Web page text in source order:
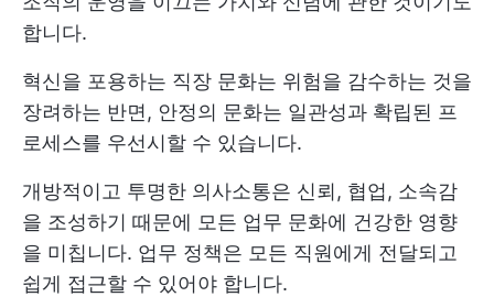
합니다.
혁신을 포용하는 직장 문화는 위험을 감수하는 것을
장려하는 반면, 안정의 문화는 일관성과 확립된 프
로세스를 우선시할 수 있습니다.
개방적이고 투명한 의사소통은 신뢰, 협업, 소속감
을 조성하기 때문에 모든 업무 문화에 건강한 영향
을 미칩니다. 업무 정책은 모든 직원에게 전달되고
쉽게 접근할 수 있어야 합니다.